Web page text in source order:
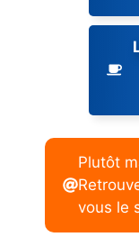
Plutôt
vous le